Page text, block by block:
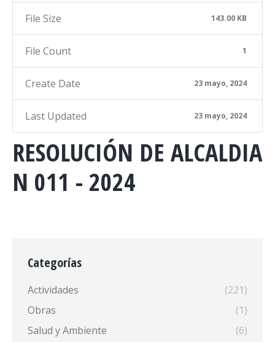
File Size 143.00 KB
File Count 1
Create Date 23 mayo, 2024
Last Updated 23 mayo, 2024
RESOLUCIÓN DE ALCALDIA
N 011 - 2024
Categorías
Actividades
(221)
Obras
(1)
Salud y Ambiente
(6)